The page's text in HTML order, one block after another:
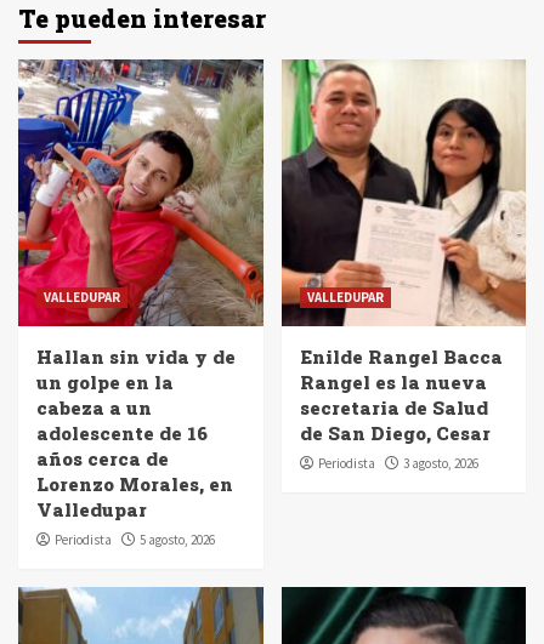
Te pueden interesar
VALLEDUPAR
Hallan sin vida y de
un golpe en la
cabeza a un
adolescente de 16
años cerca de
Lorenzo Morales, en
Valledupar
Periodista 5 agosto, 2026
VALLEDUPAR
Enilde Rangel Bacca
Rangel es la nueva
secretaria de Salud
de San Diego, Cesar
Periodista 3 agosto, 2026